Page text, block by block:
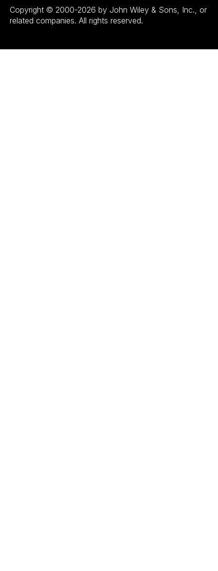
Copyright © 2000-2026 by John Wiley & Sons, Inc., or
related companies. All rights reserved.